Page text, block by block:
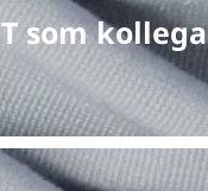
som kollega